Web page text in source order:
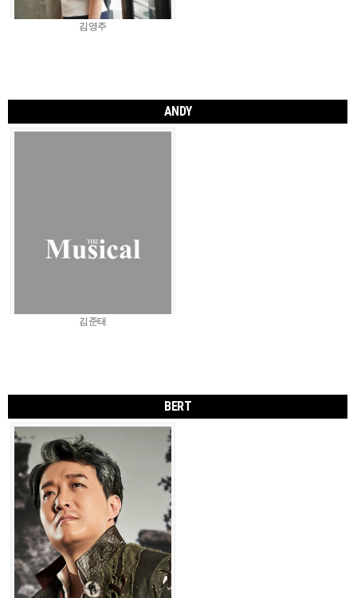
김영주
ANDY
김준태
BERT